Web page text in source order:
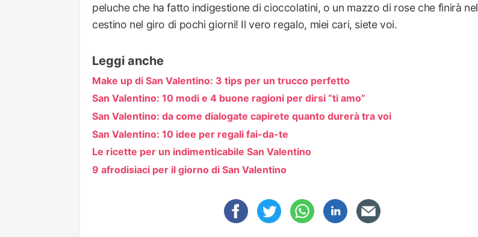
peluche che ha fatto indigestione di cioccolatini, o un mazzo di rose che finirà nel
cestino nel giro di pochi giorni! Il vero regalo, miei cari, siete voi.
Leggi anche
Make up di San Valentino: 3 tips per un trucco perfetto
San Valentino: 10 modi e 4 buone ragioni per dirsi “ti amo”
San Valentino: da come dialogate capirete quanto durerà tra voi
San Valentino: 10 idee per regali fai-da-te
Le ricette per un indimenticabile San Valentino
9 afrodisiaci per il giorno di San Valentino